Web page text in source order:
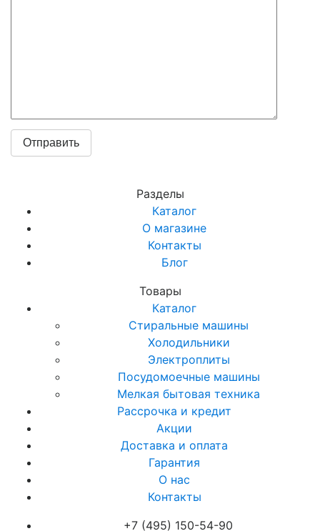
Разделы
Каталог
О магазине
Контакты
Блог
Товары
Каталог
Стиральные машины
Холодильники
Электроплиты
Посудомоечные машины
Мелкая бытовая техника
Рассрочка и кредит
Акции
Доставка и оплата
Гарантия
О нас
Контакты
+7 (495) 150-54-90